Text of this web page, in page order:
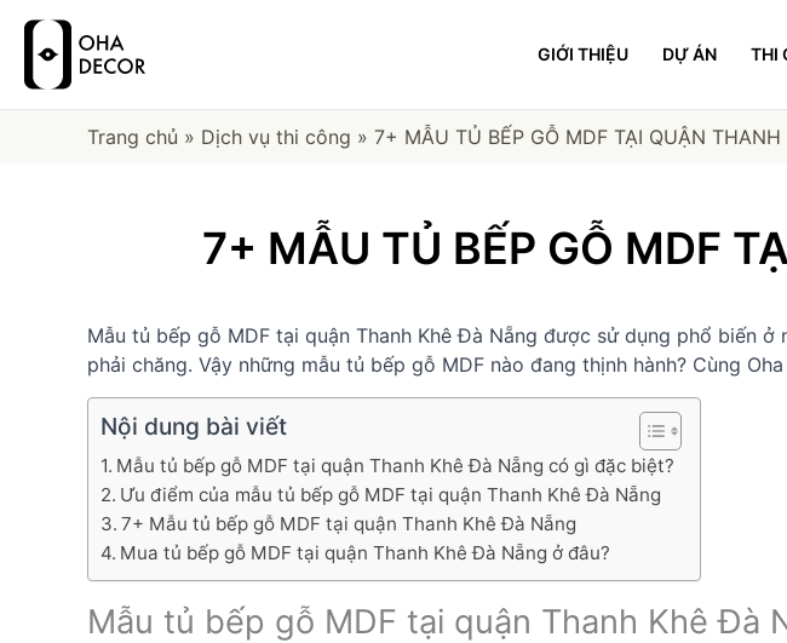
GIỚI THIỆU DỰ ÁN THI
Trang chủ » Dịch vụ thi công » 7+ MẪU TỦ BẾP GỖ MDF TẠI QUẬN
7+ MẪU TỦ BẾP GỖ MDF
Mẫu tủ bếp gỗ MDF tại quận Thanh Khê Đà Nẵng được sử dụng phổ biến
phải chăng. Vậy những mẫu tủ bếp gỗ MDF nào đang thịnh hành? Cùng
Nội dung bài viết
Mẫu tủ bếp gỗ MDF tại quận Thanh Khê Đà Nẵng có gì đặc biệt?
Ưu điểm của mẫu tủ bếp gỗ MDF tại quận Thanh Khê Đà Nẵng
7+ Mẫu tủ bếp gỗ MDF tại quận Thanh Khê Đà Nẵng
Mua tủ bếp gỗ MDF tại quận Thanh Khê Đà Nẵng ở đâu?
Mẫu tủ bếp gỗ MDF tại quận Thanh Khê Đà